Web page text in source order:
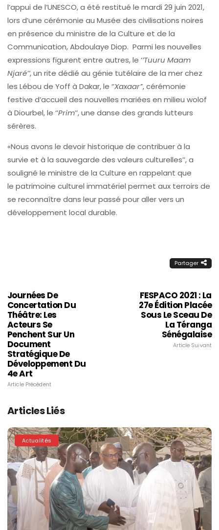
l’appui de l’UNESCO, a été restitué le mardi 29 juin 2021,
lors d’une cérémonie au Musée des civilisations noires
en présence du ministre de la Culture et de la
Communication, Abdoulaye Diop. Parmi les nouvelles
expressions figurent entre autres, le ‘’Tuuru Maam
Njaré’’, un rite dédié au génie tutélaire de la mer chez
les Lébou de Yoff à Dakar, le ‘’Xaxaar’’, cérémonie
festive d’accueil des nouvelles mariées en milieu wolof
à Diourbel, le ‘’Prim’’, une danse des grands lutteurs
sérères.
«Nous avons le devoir historique de contribuer à la
survie et à la sauvegarde des valeurs culturelles’’, a
souligné le ministre de la Culture en rappelant que
le patrimoine culturel immatériel permet aux terroirs de
se reconnaître dans leur passé pour aller vers un
développement local durable.
Partager
Journées De
Concertation Du
Théâtre: Les
Acteurs Se
Penchent Sur Un
Document
Stratégique De
Développement Du
4e Art
Article Précédent
FESPACO 2021 : La
27e Édition Placée
Sous Le Sceau De
La Téranga
Sénégalaise
Article Suivant
Articles Liés
Actualités